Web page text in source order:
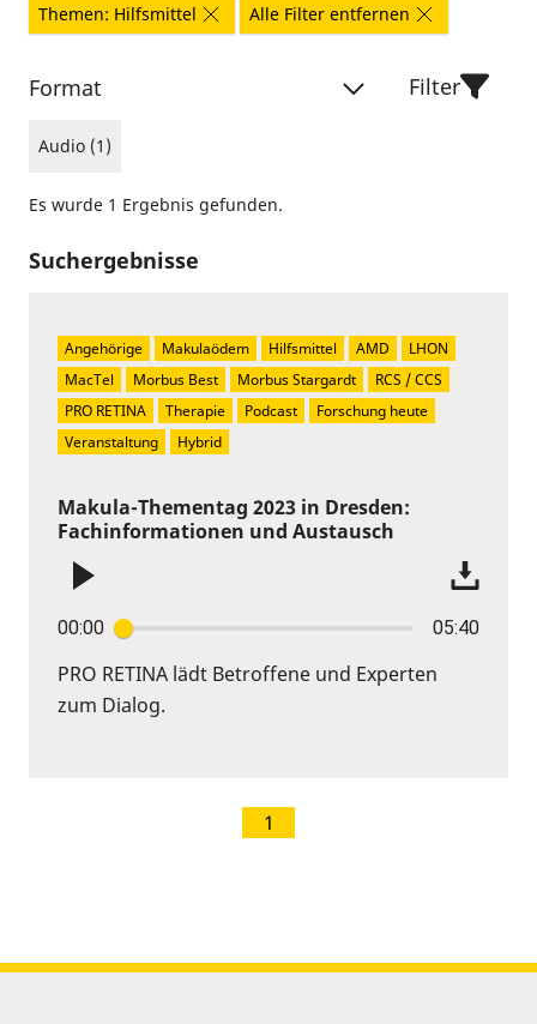
Themen: Hilfsmittel
Alle Filter entfernen
Format
Audio (1)
Filter
Es wurde 1 Ergebnis gefunden.
Suchergebnisse
Makula-Thementag 2023 in Dresden:
Fachinformationen und Austausch
00:00 05:40
PRO RETINA lädt Betroffene und Experten
zum Dialog.
Angehörige Makulaödem Hilfsmittel AMD
LHON
MacTel
Morbus Best Morbus Stargardt
RCS / CCS
PRO RETINA
Therapie Podcast
Forschung heute
Veranstaltung
Hybrid
1